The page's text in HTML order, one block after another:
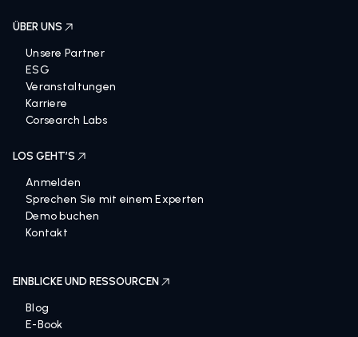
Unsere Partner
ESG
Veranstaltungen
Karriere
Anmelden
Sprechen Sie mit einem Experten
Demo buchen
Blog